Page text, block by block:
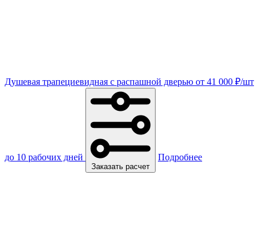
Душевая трапециевидная с распашной дверью от 41 000 ₽/шт
до 10 рабочих дней
Заказать расчет
Подробнее